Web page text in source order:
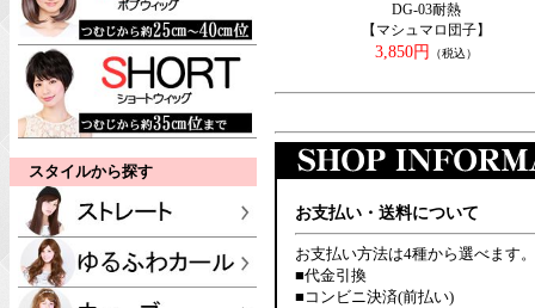
スタイルから探す
DG-03耐熱
【マシュマロ団子】
3,850円
（税込）
お支払い・送料について
お支払い方法は4種から選べます。
■代金引換
■コンビニ決済(前払い)